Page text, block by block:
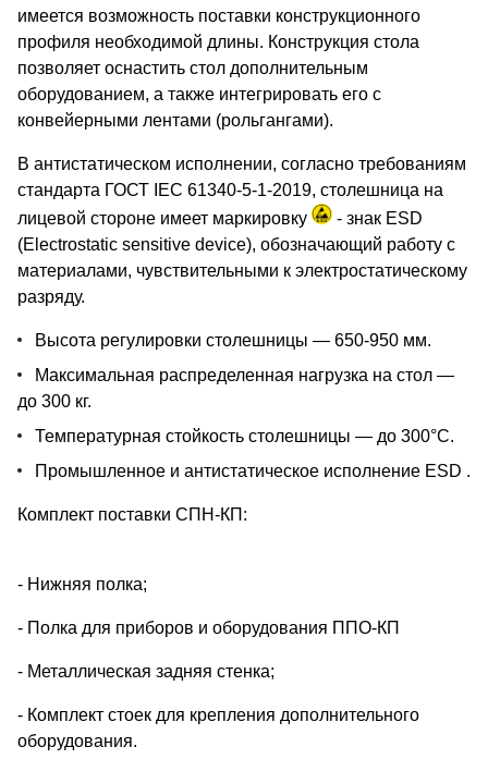
имеется возможность поставки конструкционного
профиля необходимой длины. Конструкция стола
позволяет оснастить стол дополнительным
оборудованием, а также интегрировать его с
конвейерными лентами (рольгангами).
В антистатическом исполнении, согласно требованиям
стандарта ГОСТ IEC 61340-5-1-2019, столешница на
лицевой стороне имеет маркировку
- знак ESD
(Electrostatic sensitive device), обозначающий работу с
материалами, чувствительными к электростатическому
разряду.
Высота регулировки столешницы — 650-950 мм.
Максимальная распределенная нагрузка на стол —
до 300 кг.
Температурная стойкость столешницы — до 300°С.
Промышленное и антистатическое исполнение ESD .
Комплект поставки СПН-КП:
- Нижняя полка;
- Полка для приборов и оборудования ППО-КП
- Металлическая задняя стенка;
- Комплект стоек для крепления дополнительного
оборудования.